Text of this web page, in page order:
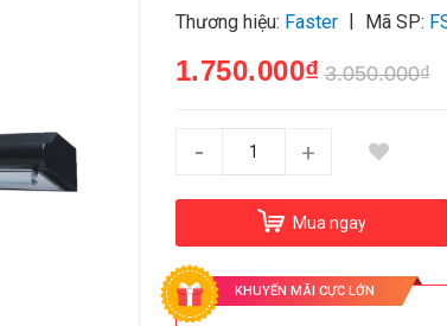
Thương hiệu: Faster | Mã SP:
1.750.000₫ 3.050.000₫
- +
Mua ngay
KHUYẾN MÃI CỰC LỚN